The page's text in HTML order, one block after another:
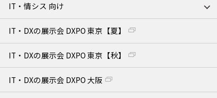
IT・情シス 向け
IT・DXの展示会 DXPO 東京【夏】
IT・DXの展示会 DXPO 東京【秋】
IT・DXの展示会 DXPO 大阪